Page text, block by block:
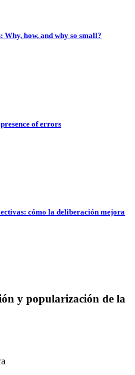
how, and why so small?
of errors
cómo la deliberación mejora
y popularización de la